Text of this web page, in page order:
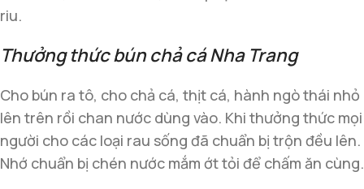
riu.
Thưởng thức bún chả cá Nha Trang
Cho bún ra tô, cho chả cá, thịt cá, hành ngò thái nhỏ
lên trên rồi chan nước dùng vào. Khi thưởng thức mọi
người cho các loại rau sống đã chuẩn bị trộn đều lên.
Nhớ chuẩn bị chén nước mắm ớt tỏi để chấm ăn cùng.